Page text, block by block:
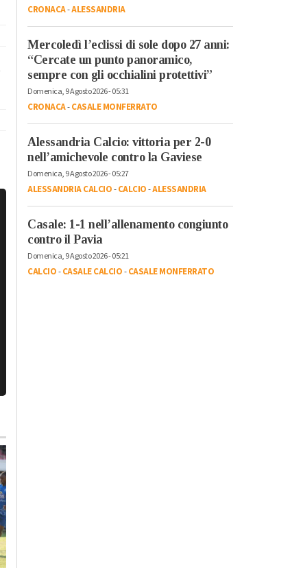
CRONACA-ALESSANDRIA
Mercoledì l’eclissi di sole dopo 27 anni:
“Cercate un punto panoramico,
sempre con gli occhialini protettivi”
Domenica, 9 Agosto 2026 - 05:31
CRONACA-CASALE MONFERRATO
Alessandria Calcio: vittoria per 2-0
nell’amichevole contro la Gaviese
Domenica, 9 Agosto 2026 - 05:27
ALESSANDRIA CALCIO-CALCIO-ALESSANDRIA
Casale: 1-1 nell’allenamento congiunto
contro il Pavia
Domenica, 9 Agosto 2026 - 05:21
CALCIO-CASALE CALCIO-CASALE MONFERRATO